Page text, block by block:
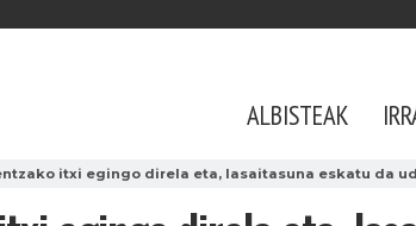
ALBISTEAK
itxi egingo direla eta, lasaitasuna eskatu da